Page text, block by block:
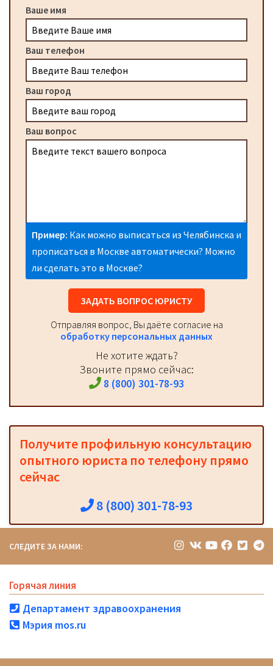
Ваше имя
Ваш телефон
Ваш город
Ваш вопрос
Пример: Как можно выписаться из Челябинска и
прописаться в Москве автоматически? Можно
ли сделать это в Москве?
ЗАДАТЬ ВОПРОС ЮРИСТУ
Отправляя вопрос, Вы даёте согласие на
обработку персональных данных
Не хотите ждать?
Звоните прямо сейчас:
8 (800) 301-78-93
Получите профильную консультацию
опытного юриста по телефону прямо
сейчас
8 (800) 301-78-93
СЛЕДИТЕ ЗА НАМИ:
Горячая линия
Департамент здравоохранения
Мэрия mos.ru